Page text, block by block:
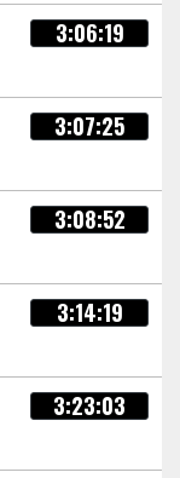
3:06:19
3:07:25
3:08:52
3:14:19
3:23:03